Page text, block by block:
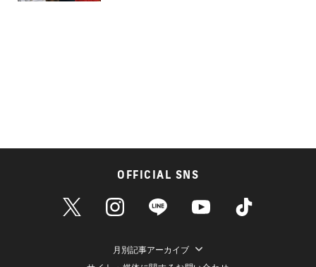
OFFICIAL SNS
月別記事アーカイブ